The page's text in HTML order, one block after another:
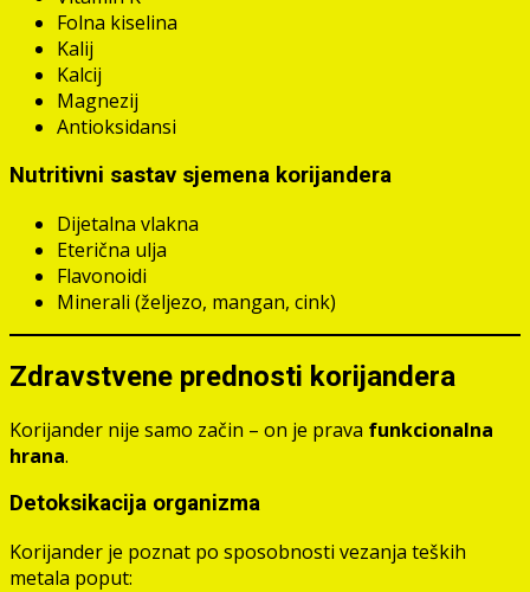
Folna kiselina
Kalij
Kalcij
Magnezij
Antioksidansi
Nutritivni sastav sjemena korijandera
Dijetalna vlakna
Eterična ulja
Flavonoidi
Minerali (željezo, mangan, cink)
Zdravstvene prednosti korijandera
Korijander nije samo začin – on je prava funkcionalna
hrana.
Detoksikacija organizma
Korijander je poznat po sposobnosti vezanja teških
metala poput: